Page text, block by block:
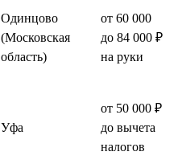
Одинцово
(Московская
область)
от 60 000
до 84 000 ₽
на руки
Уфа
от 50 000 ₽
до вычета
налогов